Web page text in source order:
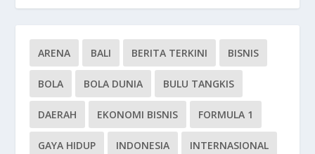
ARENA BALI BERITA TERKINI BISNIS
BOLA BOLA DUNIA BULU TANGKIS
DAERAH EKONOMI BISNIS FORMULA 1
GAYA HIDUP INDONESIA INTERNASIONAL